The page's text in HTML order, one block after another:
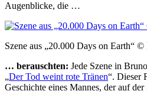
Augenblicke, die …
Szene aus „20.000 Days on Earth“
… berauschten: Jede Szene in
„Der Tod weint rote Tränen“. Dieser
Geschichte eines Mannes, der auf der